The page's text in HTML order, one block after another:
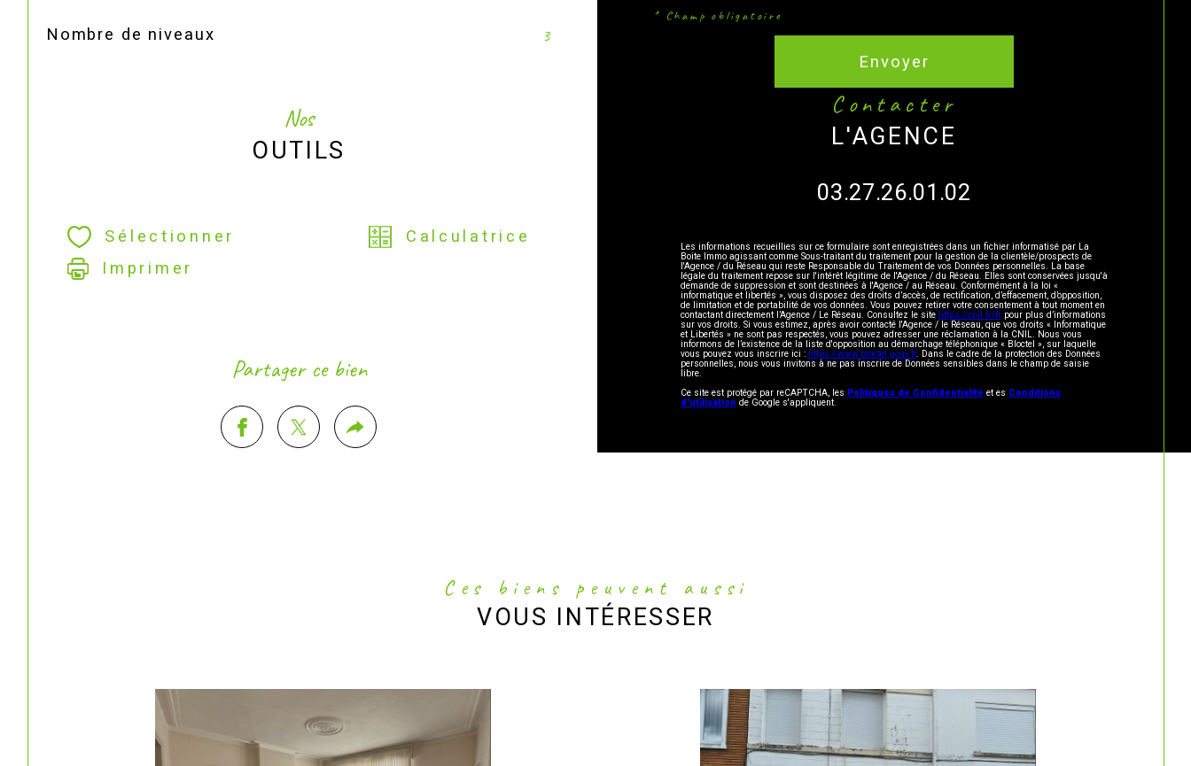
Nombre de niveaux 3
Nos
OUTILS
Sélectionner
Calculatrice
Imprimer
Partager ce bien
* Champ obligatoire
Envoyer
contacter
L'AGENCE
03.27.26.01.02
Les informations recueillies sur ce formulaire sont enregistrées dans un fichier informatisé par La
Boite Immo agissant comme Sous-traitant du traitement pour la gestion de la clientèle/prospects de
l'Agence / du Réseau qui reste Responsable du Traitement de vos Données personnelles. La base
légale du traitement repose sur l'intérêt légitime de l'Agence / du Réseau. Elles sont conservées jusqu'à
demande de suppression et sont destinées à l'Agence / au Réseau. Conformément à la loi «
informatique et libertés », vous disposez des droits d’accès, de rectification, d’effacement, d’opposition,
de limitation et de portabilité de vos données. Vous pouvez retirer votre consentement à tout moment en
contactant directement l’Agence / Le Réseau. Consultez le site https://cnil.fr/frpour plus d’informations
sur vos droits. Si vous estimez, après avoir contacté l'Agence / le Réseau, que vos droits « Informatique
et Libertés » ne sont pas respectés, vous pouvez adresser une réclamation à la CNIL. Nous vous
informons de l’existence de la liste d'opposition au démarchage téléphonique « Bloctel », sur laquelle
vous pouvez vous inscrire ici : https://www.bloctel.gouv.fr. Dans le cadre de la protection des Données
personnelles, nous vous invitons à ne pas inscrire de Données sensibles dans le champ de saisie
libre.
Ce site est protégé par reCAPTCHA, les Politiques de Confidentialité et es Conditions
d'utilisation de Google s'appliquent.
Ces biens peuvent aussi
VOUS INTÉRESSER